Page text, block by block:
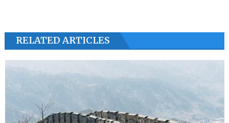
RELATED ARTICLES